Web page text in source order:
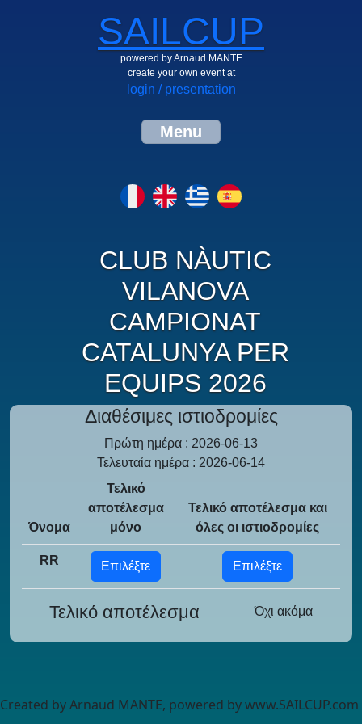
SAILCUP
powered by Arnaud MANTE
create your own event at
login / presentation
Menu
CLUB NÀUTIC
VILANOVA
CAMPIONAT
CATALUNYA PER
EQUIPS 2026
Διαθέσιμες ιστιοδρομίες
Πρώτη ημέρα : 2026-06-13
Τελευταία ημέρα : 2026-06-14
Όνομα
Τελικό
αποτέλεσμα
μόνο
Τελικό αποτέλεσμα και
όλες οι ιστιοδρομίες
RR Επιλέξτε Επιλέξτε
Τελικό αποτέλεσμα Όχι ακόμα
Created by Arnaud MANTE, powered by www.SAILCUP.com